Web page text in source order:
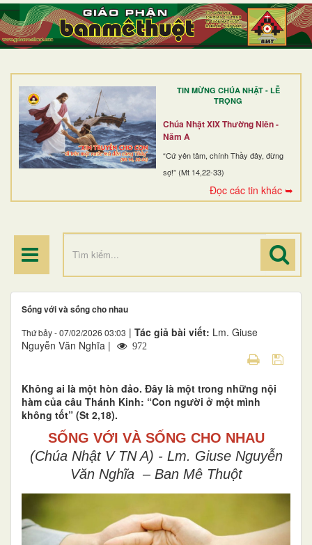
TIN MỪNG CHÚA NHẬT - LỄ
TRỌNG
Chúa Nhật XIX Thường Niên -
Năm A
“Cứ yên tâm, chính Thầy đây, đừng
sợ!” (Mt 14,22-33)
Đọc các tin khác ➥
TRANG NHẤT
GIỚI THIỆU
DÒNG TU
BAN MỤC VỤ
ĐOÀN THỂ CG
ĐIỂM HÀNH HƯƠNG
Sống với và sống cho nhau
Thứ bảy - 07/02/2026 03:03 | Tác giả bài viết: Lm. Giuse
Nguyễn Văn Nghĩa |
972
Không ai là một hòn đảo. Đây là một trong những nội
hàm của câu Thánh Kinh: “Con người ở một mình
không tốt” (St 2,18).
SỐNG VỚI VÀ SỐNG CHO NHAU
(Chúa Nhật V TN A) - Lm. Giuse Nguyễn
Văn Nghĩa – Ban Mê Thuột